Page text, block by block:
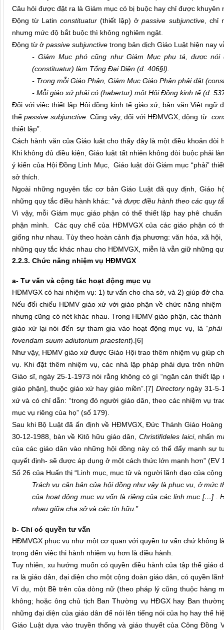
Câu hỏi được đặt ra là Giám mục có bị buộc hay chỉ được khuyên
Động từ Latinconstituatur (thiết lập) ởpassive subjunctive, chỉ
nhưng mức độ bắt buộc thì không nghiêm ngặt.
Động từ ở passive subjunctive trong bản dịch Giáo Luật hiện nay
- Giám Mục phó cũng như Giám Mục phụ tá, được
(constituatur) làm Tổng Đại Diện (đ. 406§l).
- Trong mỗi Giáo Phận, Giám Mục Giáo Phận phải đặt
- Mỗi giáo xứ phải có (habertur) một Hội Đồng kinh tế (đ.
Đối với việc thiết lập Hội đồng kinh tế giáo xứ, bản văn Việt ngữ
thểpassive subjunctive.Cũng vậy, đối với HĐMVGX, động từ
thiết lập”.
Cách hành văn của Giáo luật cho thấy đây là một điều khoản
Khi không đủ điều kiện, Giáo luật tất nhiên không đòi buộc phải
ý kiến của Hội Đồng Linh Mục, Giáo luật đòi Giám mục “phải”
sở thích.
Ngoài những nguyên tắc cơ bản Giáo Luật đã quy định, Giáo
những quy tắc điều hành khác: “và được điều hành theo các quy
Vì vậy, mỗi Giám mục giáo phận có thể thiết lập hay phê
phận mình. Các quy chế của HĐMVGX của các giáo phận có
giống như nhau. Tùy theo hoàn cảnh địa phương: văn hóa, xã
những quy tắc khác nhau cho HĐMVGX, miễn là vẫn giữ những
2.2.3. Chức năng nhiệm vụ HĐMVGX
a- Tư vấn và cộng tác hoạt động mục vụ
HĐMVGX có hai nhiệm vụ: 1) tư vấn cho cha sở, và 2) giúp đở
Nếu đối chiếu HĐMV giáo xứ với giáo phận về chức năng
nhưng cũng có nét khác nhau. Trong HĐMV giáo phận, các
giáo xứ lại nói đến sự tham gia vào hoạt động mục vụ, là “
fovendam suum adiutorium praestent). [6]
Như vậy, HĐMV giáo xứ được Giáo Hội trao thêm nhiệm vụ giúp
vụ. Khi đặt thêm nhiệm vụ, các nhà lập pháp phải dựa trên
Giáo sĩ, ngày 25-1-1973 nói rằng không có gì “ngăn cản thiết
giáo phận], thuộc giáo xứ hay giáo miền”. [7] Directoryngày 31-5-
xứ và có chỉ dẫn: “trong đó người giáo dân, theo các nhiệm vụ
mục vụ riêng của họ” (số 179).
Sau khi Bộ Luật đã ấn định về HĐMVGX, Đức Thánh Giáo
30-12-1988, bàn về Kitô hữu giáo dân, Christifideles laici, nhấn
của các giáo dân vào những hội đồng này có thể đẩy mạnh
quyết định- sẽ được áp dụng ở một cách thức lớn mạnh hơn” (EV
Số 26 của Huấn thị “Linh mục, mục tử và người lãnh đạo của
Trách vụ căn bản của hội đồng như vậy là phục vụ, ở
của hoạt động mục vụ vốn là riêng của các linh mục […] .
nhau giữa cha sở và các tín hữu. ”
b- Chỉ có quyền tư vấn
HĐMVGX phục vụ như một cơ quan với quyền tư vấn chứ không
trọng đến việc thi hành nhiệm vụ hơn là điều hành.
Tuy nhiên, xu hướng muốn có quyền điều hành của tập thể giáo
ra là giáo dân, đại diện cho một cộng đoàn giáo dân, có quyền
Ví dụ, một Bề trên của dòng nữ (theo pháp lý cũng thuộc hàng
không; hoặc ông chủ tịch Ban Thường vụ HĐGX hay Ban
những đại diện của giáo dân để nói lên tiếng nói của họ hay thể
Giáo Luật dựa vào truyền thống và giáo thuyết của Công Đồng